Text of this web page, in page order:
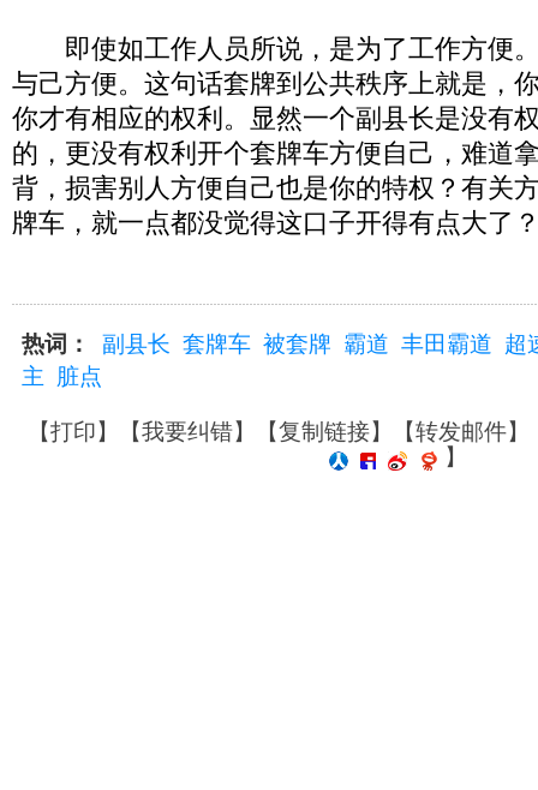
即使如工作人员所说，是为了工作方便
与己方便。这句话套牌到公共秩序上就是，
你才有相应的权利。显然一个副县长是没有
的，更没有权利开个套牌车方便自己，难道
背，损害别人方便自己也是你的特权？有关
牌车，就一点都没觉得这口子开得有点大了
热词： 副县长 套牌车 被套牌 霸道 丰田霸道 超
主
脏点
【打印】【我要纠错】【复制链接】【转发邮件】
】